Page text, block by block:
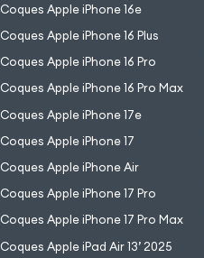
Coques Apple iPhone 16e
Coques Apple iPhone 16 Plus
Coques Apple iPhone 16 Pro
Coques Apple iPhone 16 Pro Max
Coques Apple iPhone 17e
Coques Apple iPhone 17
Coques Apple iPhone Air
Coques Apple iPhone 17 Pro
Coques Apple iPhone 17 Pro Max
Coques Apple iPad Air 13’ 2025